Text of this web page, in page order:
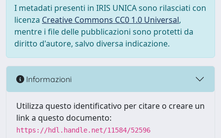
I metadati presenti in IRIS UNICA sono rilasciati con
licenza Creative Commons CC0 1.0 Universal,
mentre i file delle pubblicazioni sono protetti da
diritto d'autore, salvo diversa indicazione.
Informazioni
Utilizza questo identificativo per citare o creare un
link a questo documento:
https://hdl.handle.net/11584/52596